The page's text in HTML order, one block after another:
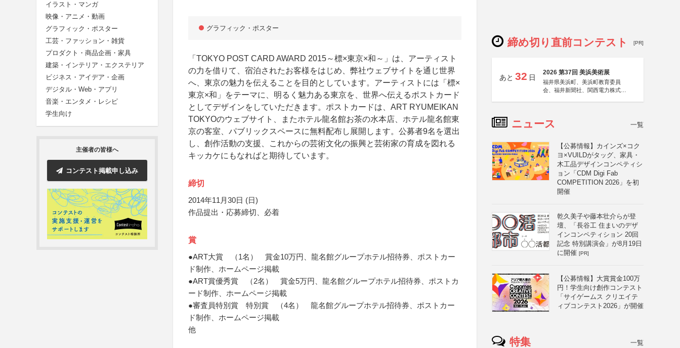
イラスト・マンガ
映像・アニメ・動画
グラフィック・ポスター
工芸・ファッション・雑貨
プロダクト・商品企画・家具
建築・インテリア・エクステリア
ビジネス・アイデア・企画
デジタル・Web・アプリ
音楽・エンタメ・レシピ
学生向け
主催者の皆様へ
コンテスト掲載申し込み
グラフィック・ポスター
「TOKYO POST CARD AWARD 2015～標×東京×和～」は、アーティスト
の力を借りて、宿泊されたお客様をはじめ、弊社ウェブサイトを通じ世界
へ、東京の魅力を伝えることを目的としています。アーティストには「標×
東京×和」をテーマに、明るく魅力ある東京を、世界へ伝えるポストカード
としてデザインをしていただきます。ポストカードは、ART RYUMEIKAN
TOKYOのウェブサイト、またホテル龍名館お茶の水本店、ホテル龍名館東
京の客室、パブリックスペースに無料配布し展開します。公募者9名を選出
し、創作活動の支援、これからの芸術文化の振興と芸術家の育成を図れる
キッカケにもなればと期待しています。
締切
2014年11月30日 (日)
作品提出・応募締切、必着
賞
●ART大賞 （1名） 賞金10万円、龍名館グループホテル招待券、ポストカー
ド制作、ホームページ掲載
●ART賞優秀賞 （2名） 賞金5万円、龍名館グループホテル招待券、ポストカ
ード制作、ホームページ掲載
●審査員特別賞 特別賞 （4名） 龍名館グループホテル招待券、ポストカー
ド制作、ホームページ掲載
他
締め切り直前コンテスト [PR]
あと 32 日
2026 第37回 美浜美術展
福井県美浜町、美浜町教育委員
会、福井新聞社、関西電力株式会
ニュース 一覧
【公募情報】カインズ×コク
ヨ×VUILDがタッグ、家具・
木工品デザインコンペティシ
ョン「CDM Digi Fab
COMPETITION 2026」を初
開催
乾久美子や藤本壮介らが登
壇、「長谷工 住まいのデザ
インコンペティション 20回
記念 特別講演会」が8月19日
に開催 [PR]
【公募情報】大賞賞金100万
円！学生向け創作コンテスト
「サイゲームス クリエイテ
ィブコンテスト2026」が開催
特集 一覧